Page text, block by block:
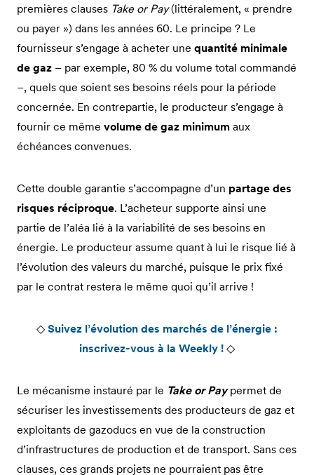
premières clauses Take or Pay(littéralement, « prendre
ou payer ») dans les années 60. Le principe ? Le
fournisseur s’engage à acheter une quantité minimale
de gaz – par exemple, 80 % du volume total commandé
–, quels que soient ses besoins réels pour la période
concernée. En contrepartie, le producteur s’engage à
fournir ce même volume de gaz minimum aux
échéances convenues.
Cette double garantie s’accompagne d’un partage des
risques réciproque. L’acheteur supporte ainsi une
partie de l’aléa lié à la variabilité de ses besoins en
énergie. Le producteur assume quant à lui le risque lié à
l’évolution des valeurs du marché, puisque le prix fixé
par le contrat restera le même quoi qu’il arrive !
◇ Suivez l’évolution des marchés de l’énergie :
inscrivez-vous à la Weekly ! ◇
Le mécanisme instauré par le Take or Paypermet de
sécuriser les investissements des producteurs de gaz et
exploitants de gazoducs en vue de la construction
d’infrastructures de production et de transport. Sans ces
clauses, ces grands projets ne pourraient pas être